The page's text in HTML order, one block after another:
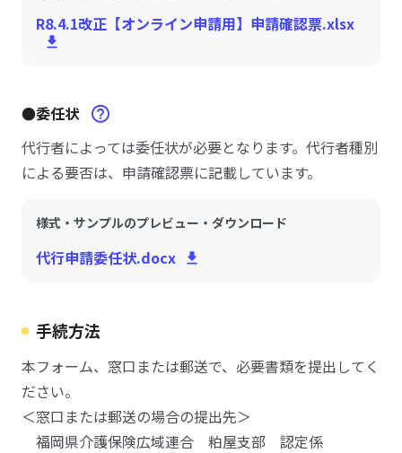
R8.4.1改正【オンライン申請用】申請確認票.xlsx
●委任状
代行者によっては委任状が必要となります。代行者種別
による要否は、申請確認票に記載しています。
様式・サンプルのプレビュー・ダウンロード
代行申請委任状.docx
手続方法
本フォーム、窓口または郵送で、必要書類を提出してく
ださい。
＜窓口または郵送の場合の提出先＞
福岡県介護保険広域連合 粕屋支部 認定係